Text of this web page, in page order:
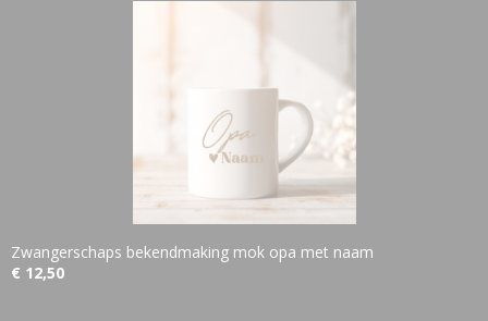
Zwangerschaps bekendmaking mok opa met naam
€ 12,50